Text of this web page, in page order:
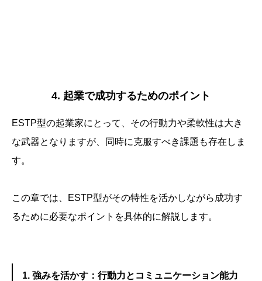
4. 起業で成功するためのポイント
ESTP型の起業家にとって、その行動力や柔軟性は大き
な武器となりますが、同時に克服すべき課題も存在しま
す。
この章では、ESTP型がその特性を活かしながら成功す
るために必要なポイントを具体的に解説します。
1. 強みを活かす：行動力とコミュニケーション能力